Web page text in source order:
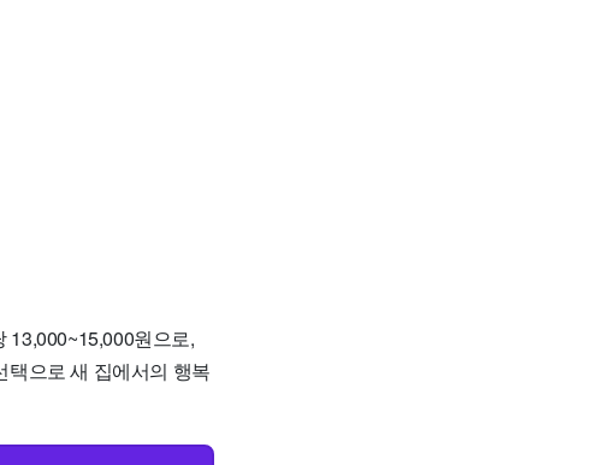
13,000~15,000원으로,
택으로 새 집에서의 행복